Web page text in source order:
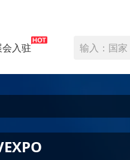
会入驻 输入：国